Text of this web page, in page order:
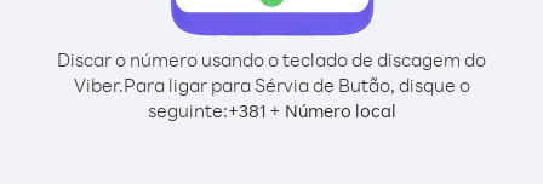
Discar o número usando o teclado de discagem do
Viber.Para ligar para Sérvia de Butão, disque o
seguinte:+381+ Número local